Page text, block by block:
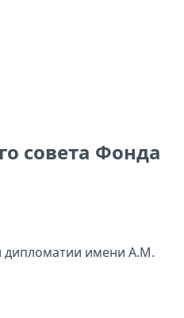
совета Фонда
дипломатии имени А.М.